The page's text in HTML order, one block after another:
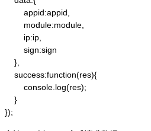
        appid:appid,
        module:module,
        ip:ip,
        sign:sign
    },
    success:function(res){
        console.log(res);
    }
});